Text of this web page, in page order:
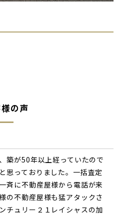
の声
築が50年以上経っていたので
思っておりました。一括査定
斉に不動産屋様から電話が来
の不動産屋様も猛アタックさ
チュリー２１レイシャスの加